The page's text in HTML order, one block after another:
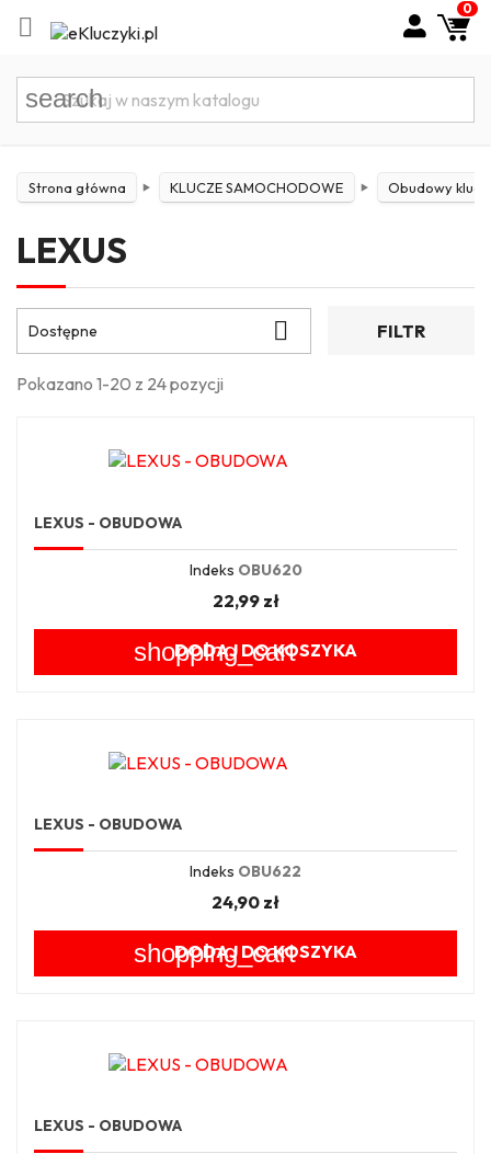

0
search
Strona główna KLUCZE SAMOCHODOWE Obudowy
LEXUS
Dostępne  FILTR
Pokazano 1-20 z 24 pozycji
LEXUS - OBUDOWA
Indeks OBU620
22,99 zł
shopping_cart
DODAJ DO KOSZYKA
LEXUS - OBUDOWA
Indeks OBU622
24,90 zł
shopping_cart
DODAJ DO KOSZYKA
LEXUS - OBUDOWA